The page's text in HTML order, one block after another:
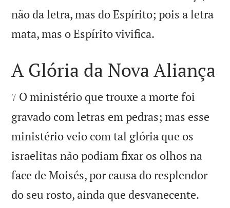
não da letra, mas do Espírito; pois a letra
mata, mas o Espírito vivifica.

A Glória da Nova Aliança

7 O ministério que trouxe a morte foi
gravado com letras em pedras; mas esse
ministério veio com tal glória que os
israelitas não podiam fixar os olhos na
face de Moisés, por causa do resplendor
do seu rosto, ainda que desvanecente.